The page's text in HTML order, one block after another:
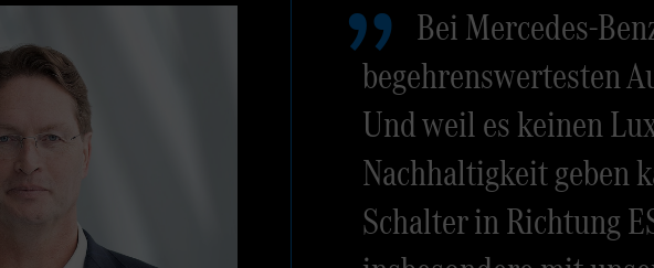
Bei Mercedes-
begehrenswertesten
Und weil es keinen
Nachhaltigkeit geben
Schalter in Richtung